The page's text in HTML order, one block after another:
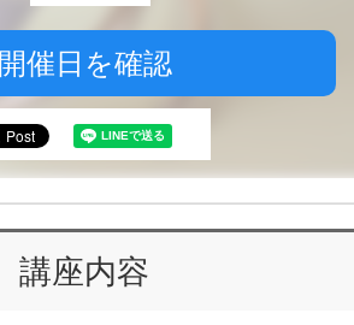
開催日を確認
講座内容